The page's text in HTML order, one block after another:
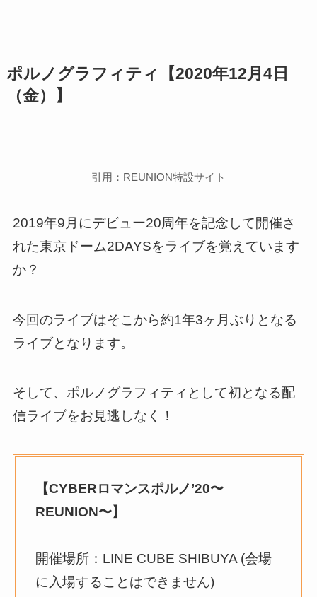
ポルノグラフィティ【2020年12月4日
（金）】
引用：REUNION特設サイト
2019年9月にデビュー20周年を記念して開催さ
れた東京ドーム2DAYSをライブを覚えています
か？
今回のライブはそこから約1年3ヶ月ぶりとなる
ライブとなります。
そして、ポルノグラフィティとして初となる配
信ライブをお見逃しなく！
【CYBERロマンスポルノ’20〜
REUNION〜】
開催場所：LINE CUBE SHIBUYA (会場
に入場することはできません)